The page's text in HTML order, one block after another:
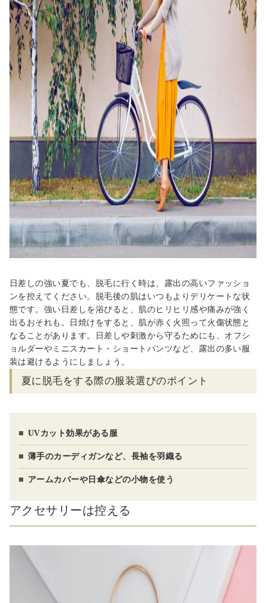
日差しの強い夏でも、脱毛に行く時は、露出の高いファッショ
ンを控えてください。脱毛後の肌はいつもよりデリケートな状
態です。強い日差しを浴びると、肌のヒリヒリ感や痛みが強く
出るおそれも。
日焼けをすると、肌が赤く火照って火傷状態 と
なることがあります。
日差しや刺激から守る ためにも、オフシ
ョルダーやミニスカート・ショートパンツなど、露出の多い服
装は避けるようにしましょう。
夏に脱毛をする際の服装選びのポイント
UVカット効果がある服
薄手のカーディガンなど、長袖を羽織る
アームカバーや日傘などの小物を使う
アクセサリーは控え る